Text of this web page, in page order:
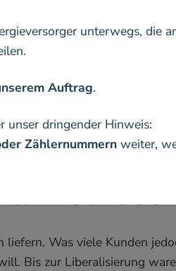
unterwegs, die
Auftrag.
unser dringender Hinweis:
Zählernummern weiter,
Was viele Kunden
Bis zur Liberalisierung